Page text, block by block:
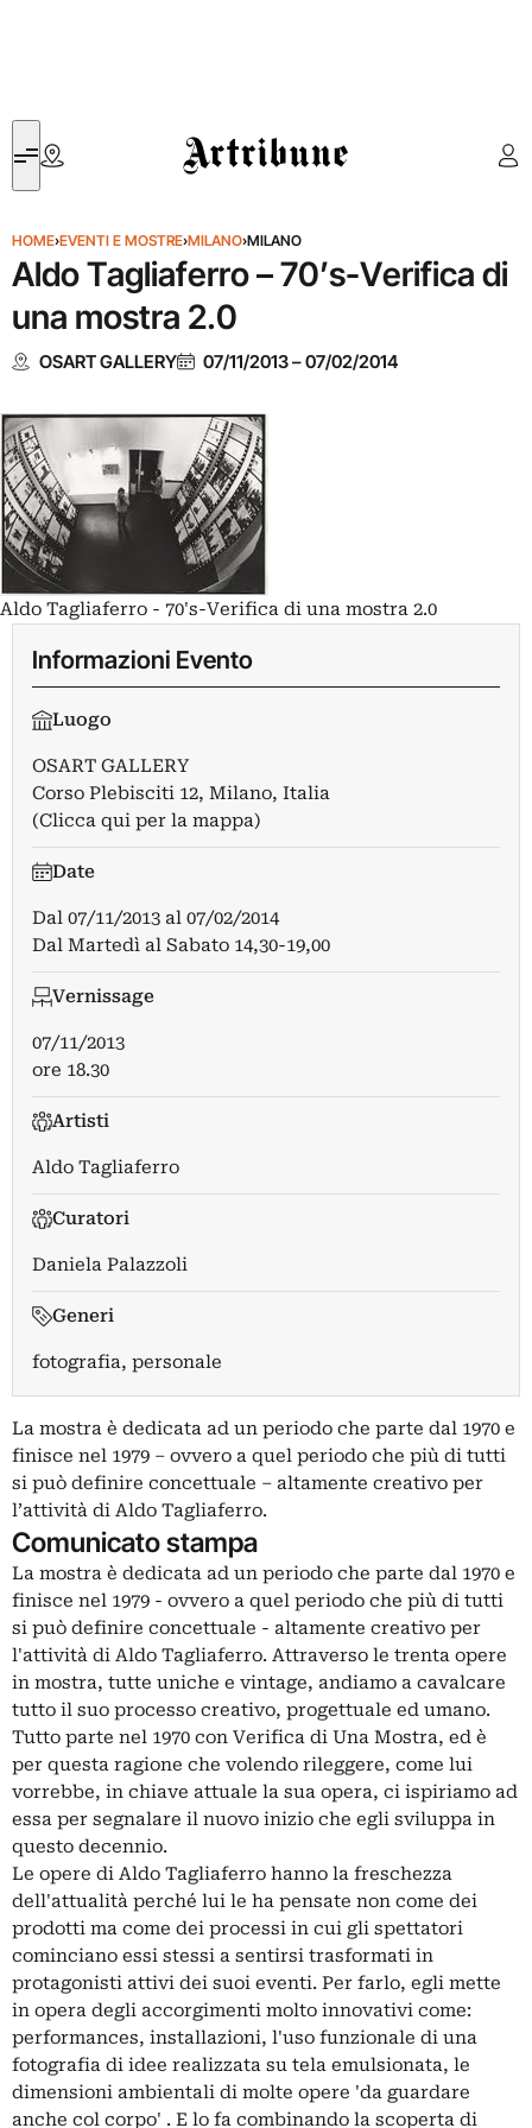
Artribune
HOME›EVENTI E MOSTRE›MILANO›MILANO
Aldo Tagliaferro – 70’s-Verifica di
una mostra 2.0
OSART GALLERY 07/11/2013–07/02/2014
Aldo Tagliaferro - 70's-Verifica di una mostra 2.0
Informazioni Evento
Luogo
OSART GALLERY
Corso Plebisciti 12, Milano, Italia
(Clicca qui per la mappa)
Date
Dal 07/11/2013 al 07/02/2014
Dal Martedì al Sabato 14,30-19,00
Vernissage
07/11/2013
ore 18.30
Artisti
Aldo Tagliaferro
Curatori
Daniela Palazzoli
Generi
fotografia, personale
La mostra è dedicata ad un periodo che parte dal 1970 e
finisce nel 1979 – ovvero a quel periodo che più di tutti
si può definire concettuale – altamente creativo per
l’attività di Aldo Tagliaferro.
Comunicato stampa
La mostra è dedicata ad un periodo che parte dal 1970 e
finisce nel 1979 - ovvero a quel periodo che più di tutti
si può definire concettuale - altamente creativo per
l'attività di Aldo Tagliaferro. Attraverso le trenta opere
in mostra, tutte uniche e vintage, andiamo a cavalcare
tutto il suo processo creativo, progettuale ed umano.
Tutto parte nel 1970 con Verifica di Una Mostra, ed è
per questa ragione che volendo rileggere, come lui
vorrebbe, in chiave attuale la sua opera, ci ispiriamo ad
essa per segnalare il nuovo inizio che egli sviluppa in
questo decennio.
Le opere di Aldo Tagliaferro hanno la freschezza
dell'attualità perché lui le ha pensate non come dei
prodotti ma come dei processi in cui gli spettatori
cominciano essi stessi a sentirsi trasformati in
protagonisti attivi dei suoi eventi. Per farlo, egli mette
in opera degli accorgimenti molto innovativi come:
performances, installazioni, l'uso funzionale di una
fotografia di idee realizzata su tela emulsionata, le
dimensioni ambientali di molte opere 'da guardare
anche col corpo' . E lo fa combinando la scoperta di